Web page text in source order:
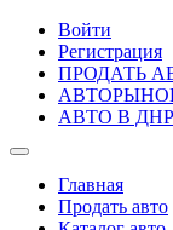
Войти
Регистрация
ПРОДАТЬ
АВТО В ДНР
Главная
Продать авто